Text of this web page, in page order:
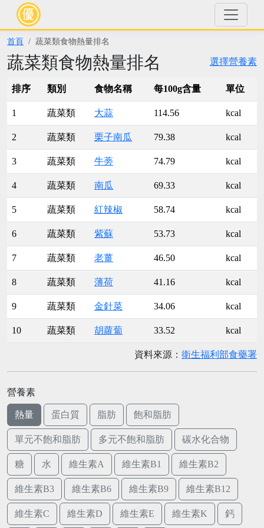
首頁 蔬菜類食物熱量排名
選擇營養素
蔬菜類食物熱量排名
排序 類別 食物名稱 每100g含量 單位
1 蔬菜類 大蒜 114.56 kcal
2 蔬菜類 栗子南瓜 79.38 kcal
3 蔬菜類 牛蒡 74.79 kcal
4 蔬菜類 南瓜 69.33 kcal
5 蔬菜類 紅辣椒 58.74 kcal
6 蔬菜類 紫蘇 53.73 kcal
7 蔬菜類 老薑 46.50 kcal
8 蔬菜類 薄荷 41.16 kcal
9 蔬菜類 金針菜 34.06 kcal
10 蔬菜類 胡蘿蔔 33.52 kcal
資料來源： 衛生福利部食藥署
營養素
熱量 蛋白質 脂肪 飽和脂肪
單元不飽和脂肪 多元不飽和脂肪 碳水化合物
糖 水 維生素A 維生素B1 維生素B2
維生素B3 維生素B6 維生素B9 維生素B12
維生素C 維生素D 維生素E 維生素K 鈣